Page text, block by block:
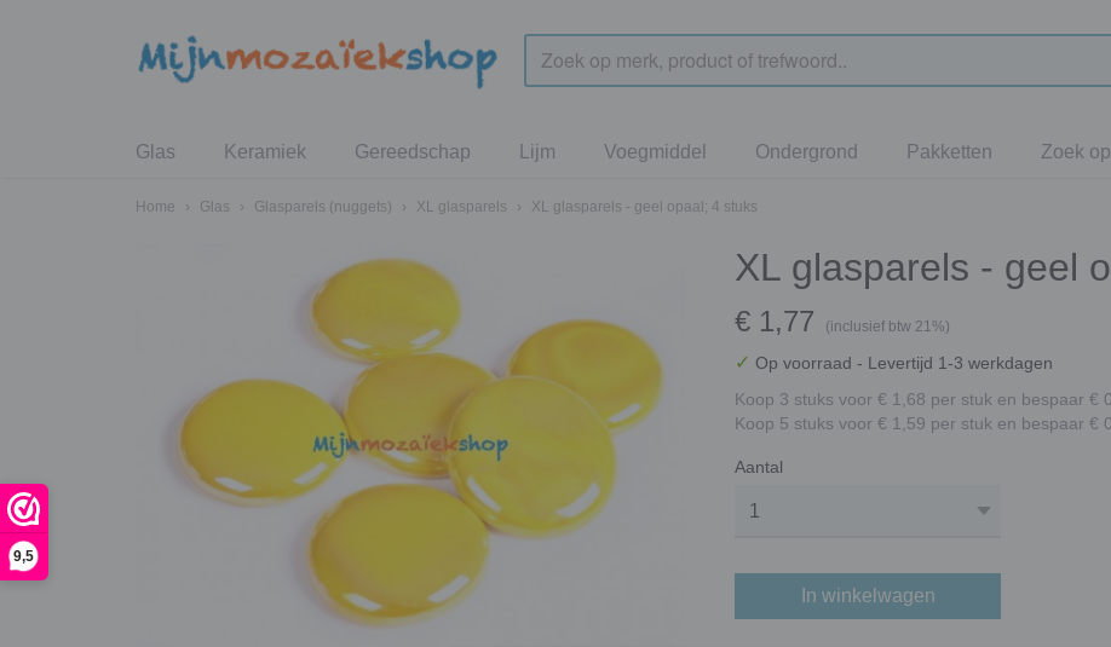
9,5
Glas Keramiek Gereedschap Lijm Voegmiddel Ondergrond Pakketten Zoek
Home › Glas › Glasparels (nuggets) › XL glasparels › XL glasparels - geel opaal; 4 stuks
XL glasparels - geel
€ 1,77 (inclusief btw 21%)
✓ Op voorraad - Levertijd 1-3 werkdagen
Koop 3 stuks voor € 1,68 per stuk en bespaar €
Koop 5 stuks voor € 1,59 per stuk en bespaar €
Aantal
In winkelwagen